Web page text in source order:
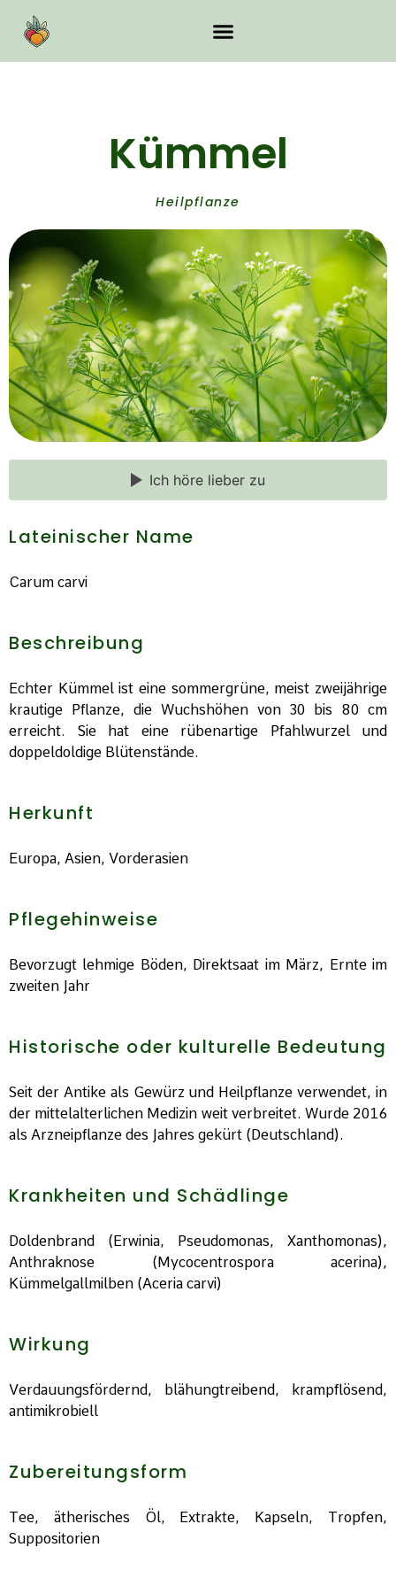
Kümmel
Heilpflanze
Ich höre lieber zu
Lateinischer Name
Carum carvi
Beschreibung
Echter Kümmel ist eine sommergrüne, meist zweijährige
krautige Pflanze, die Wuchshöhen von 30 bis 80 cm
erreicht. Sie hat eine rübenartige Pfahlwurzel und
doppeldoldige Blütenstände.
Herkunft
Europa, Asien, Vorderasien
Pflegehinweise
Bevorzugt lehmige Böden, Direktsaat im März, Ernte im
zweiten Jahr
Historische oder kulturelle Bedeutung
Seit der Antike als Gewürz und Heilpflanze verwendet, in
der mittelalterlichen Medizin weit verbreitet. Wurde 2016
als Arzneipflanze des Jahres gekürt (Deutschland).
Krankheiten und Schädlinge
Doldenbrand (Erwinia, Pseudomonas, Xanthomonas),
Anthraknose (Mycocentrospora acerina),
Kümmelgallmilben (Aceria carvi)
Wirkung
Verdauungsfördernd, blähungtreibend, krampflösend,
antimikrobiell
Zubereitungsform
Tee, ätherisches Öl, Extrakte, Kapseln, Tropfen,
Suppositorien